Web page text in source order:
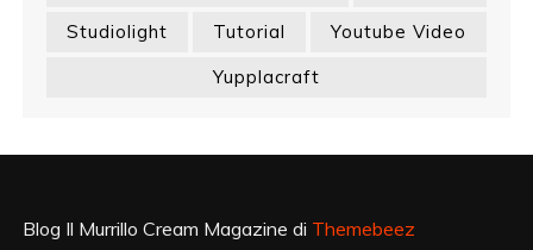
Studiolight
Tutorial
Youtube Video
Yupplacraft
Blog Il Murrillo Cream Magazine di Themebeez